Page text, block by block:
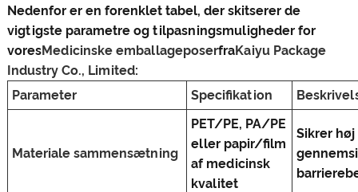
Nedenfor er en forenklet tabel, der skitserer de
vigtigste parametre og tilpasningsmuligheder for
voresMedicinske emballageposerfraKaiyu Package
Industry Co., Limited:
Parameter
Specifikation
Materiale sammensætning
PET/PE, PA/PE
eller papir/film
af medicinsk
kvalitet
Sikrer høj